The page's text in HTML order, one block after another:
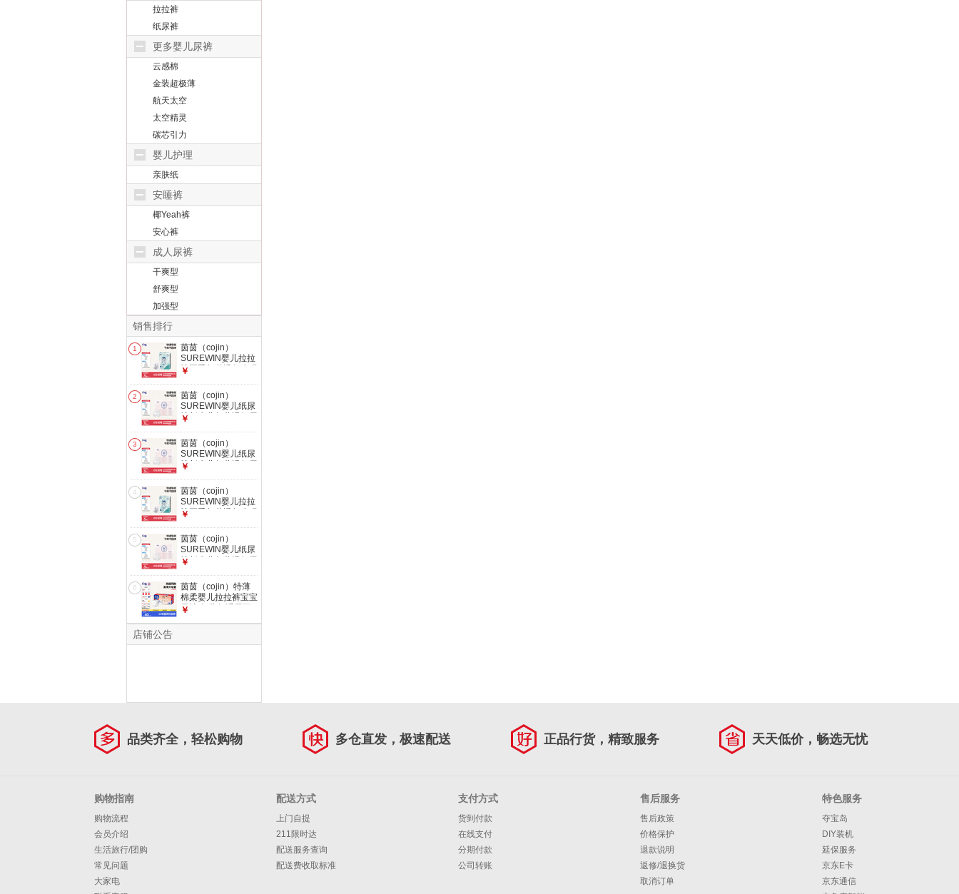
拉拉裤
纸尿裤
更多婴儿尿裤
云感棉
金装超极薄
航天太空
太空精灵
碳芯引力
婴儿护理
亲肤纸
安睡裤
椰Yeah裤
安心裤
成人尿裤
干爽型
舒爽型
加强型
销售排行
1
茵茵（cojin）
SUREWIN婴儿拉拉
裤夏季超薄透气小码
码5片
￥
2
茵茵（cojin）
SUREWIN婴儿纸尿
裤新生儿超薄透气尿
片
￥
3
茵茵（cojin）
SUREWIN婴儿纸尿
裤新生儿超薄透气尿
￥
4
茵茵（cojin）
SUREWIN婴儿拉拉
裤夏季超薄透气小码
5片
￥
5
茵茵（cojin）
SUREWIN婴儿纸尿
裤新生儿超薄透气尿
￥
6
茵茵（cojin）特薄
棉柔婴儿拉拉裤宝宝
尿裤 超薄舒适尿不
￥
店铺公告
品类齐全，轻松购物 多仓直发，极速配送 正品行货，精致服务 天天低价，畅选无忧
购物指南
购物流程
会员介绍
生活旅行/团购
常见问题
大家电
配送方式
上门自提
211限时达
配送服务查询
配送费收取标准
支付方式
货到付款
在线支付
分期付款
公司转账
售后服务
售后政策
价格保护
退款说明
返修/退换货
取消订单
特色服务
夺宝岛
DIY装机
延保服务
京东E卡
京东通信